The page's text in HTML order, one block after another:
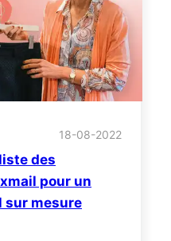
18-08-2022
des
pour un
sur mesure